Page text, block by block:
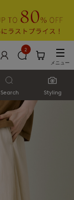
2
メニュー
Search Styling